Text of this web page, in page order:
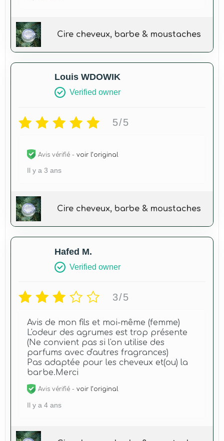
Cire cheveux, barbe & moustaches
Louis WDOWIK
Verified owner
5/5
Avis vérifié - voir l’original
Il y a 3 ans
Cire cheveux, barbe & moustaches
Hafed M.
Verified owner
3/5
Avis de mon fils et moi-même (femme)
L'odeur des agrumes est trop présente
(Ne convient pas si l'on utilise des
parfums avec d'autres fragrances)
Pas adaptée pour les cheveux et(ou) la
barbe.Merci
Avis vérifié - voir l’original
Il y a 4 ans